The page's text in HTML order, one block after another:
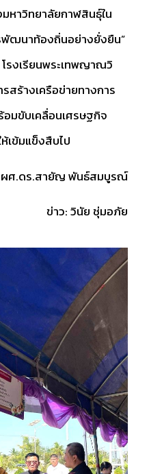
หาวิทยาลัยกาฬสินธุ์ใน
พัฒนาท้องถิ่นอย่างยั่งยืน”
รงเรียนพระเทพญาณวิ
สร้างเครือข่ายทางการ
มขับเคลื่อนเศรษฐกิจ
เข้มแข็งสืบไป
ศ.ดร.สายัญ พันธ์สมบูรณ์
ข่าว: วินัย ชุ่มอภัย